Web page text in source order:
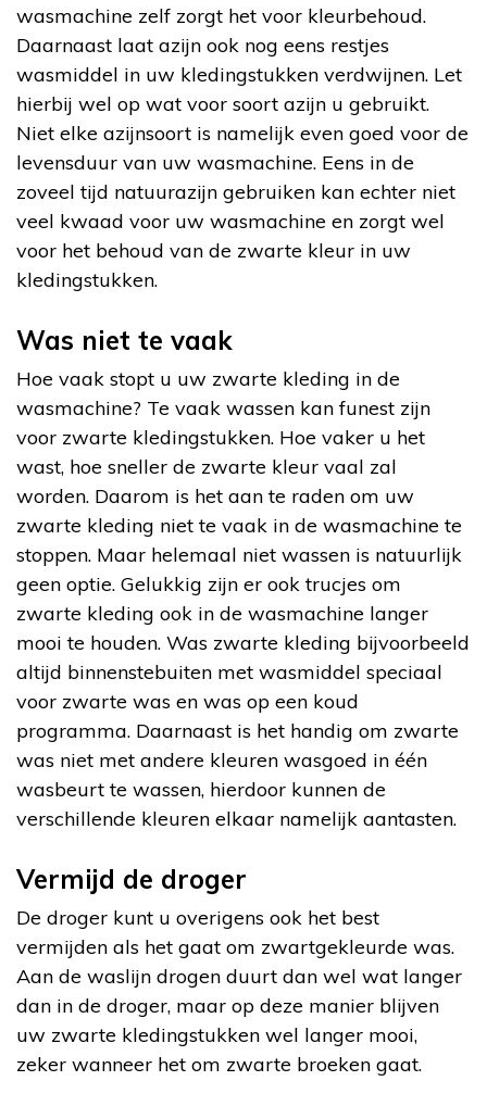
wasmachine zelf zorgt het voor kleurbehoud.
Daarnaast laat azijn ook nog eens restjes
wasmiddel in uw kledingstukken verdwijnen. Let
hierbij wel op wat voor soort azijn u gebruikt.
Niet elke azijnsoort is namelijk even goed voor de
levensduur van uw wasmachine. Eens in de
zoveel tijd natuurazijn gebruiken kan echter niet
veel kwaad voor uw wasmachine en zorgt wel
voor het behoud van de zwarte kleur in uw
kledingstukken.
Was niet te vaak
Hoe vaak stopt u uw zwarte kleding in de
wasmachine? Te vaak wassen kan funest zijn
voor zwarte kledingstukken. Hoe vaker u het
wast, hoe sneller de zwarte kleur vaal zal
worden. Daarom is het aan te raden om uw
zwarte kleding niet te vaak in de wasmachine te
stoppen. Maar helemaal niet wassen is natuurlijk
geen optie. Gelukkig zijn er ook trucjes om
zwarte kleding ook in de wasmachine langer
mooi te houden. Was zwarte kleding bijvoorbeeld
altijd binnenstebuiten met wasmiddel speciaal
voor zwarte was en was op een koud
programma. Daarnaast is het handig om zwarte
was niet met andere kleuren wasgoed in één
wasbeurt te wassen, hierdoor kunnen de
verschillende kleuren elkaar namelijk aantasten.
Vermijd de droger
De droger kunt u overigens ook het best
vermijden als het gaat om zwartgekleurde was.
Aan de waslijn drogen duurt dan wel wat langer
dan in de droger, maar op deze manier blijven
uw zwarte kledingstukken wel langer mooi,
zeker wanneer het om zwarte broeken gaat.